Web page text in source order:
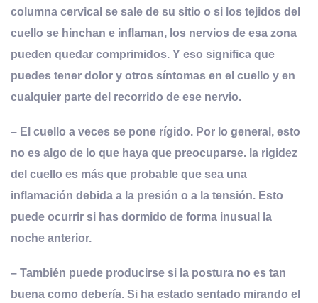
columna cervical se sale de su sitio o si los tejidos del
cuello se hinchan e inflaman, los nervios de esa zona
pueden quedar comprimidos. Y eso significa que
puedes tener dolor y otros síntomas en el cuello y en
cualquier parte del recorrido de ese nervio.
– El cuello a veces se pone rígido. Por lo general, esto
no es algo de lo que haya que preocuparse. la rigidez
del cuello es más que probable que sea una
inflamación debida a la presión o a la tensión. Esto
puede ocurrir si has dormido de forma inusual la
noche anterior.
– También puede producirse si la postura no es tan
buena como debería. Si ha estado sentado mirando el